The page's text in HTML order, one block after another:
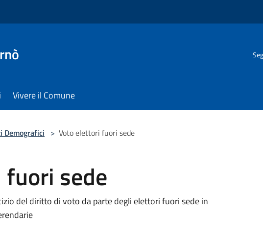
Vivere il Comune
Demografici > Voto elettori fuori sede
sede
del diritto di voto da parte degli elettori fuori sede in